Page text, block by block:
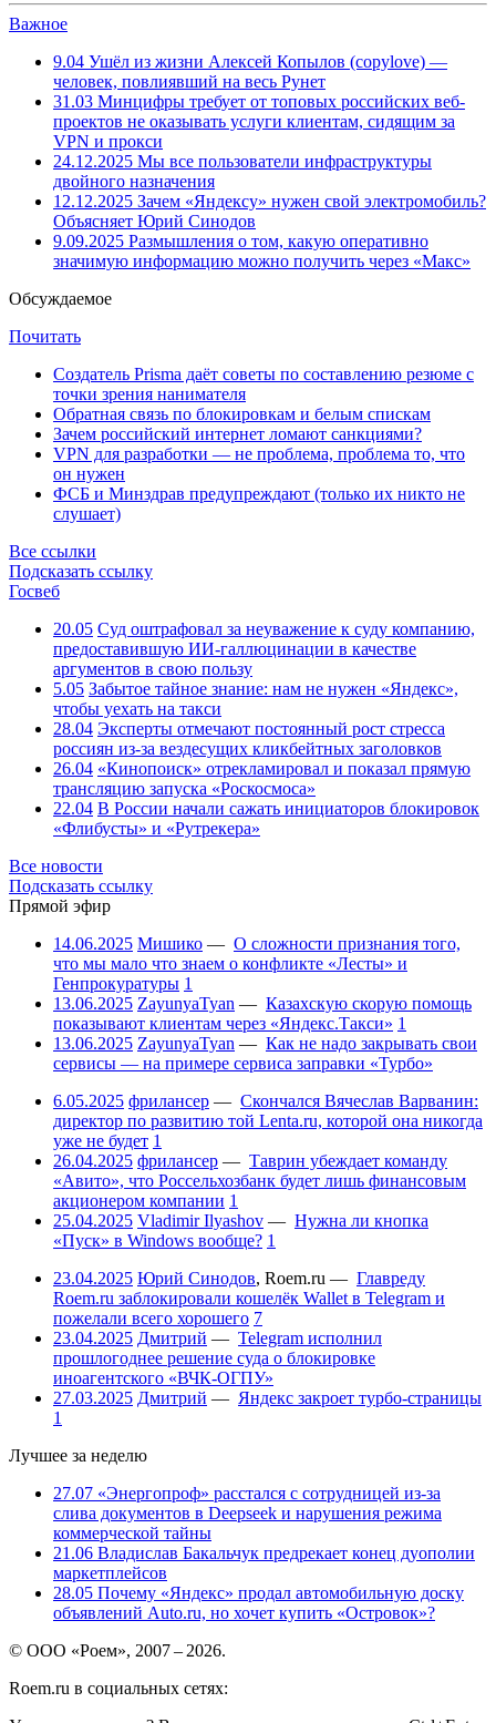
Важное
9.04 Ушёл из жизни Алексей Копылов (copylove) —
человек, повлиявший на весь Рунет
31.03 Минцифры требует от топовых российских веб-
проектов не оказывать услуги клиентам, сидящим за
VPN и прокси
24.12.2025 Мы все пользователи инфраструктуры
двойного назначения
12.12.2025 Зачем «Яндексу» нужен свой электромобиль?
Объясняет Юрий Синодов
9.09.2025 Размышления о том, какую оперативно
значимую информацию можно получить через «Макс»
Обсуждаемое
Почитать
Создатель Prisma даёт советы по составлению резюме с
точки зрения нанимателя
Обратная связь по блокировкам и белым спискам
Зачем российский интернет ломают санкциями?
VPN для разработки — не проблема, проблема то, что
он нужен
ФСБ и Минздрав предупреждают (только их никто не
слушает)
Все ссылки
Подсказать ссылку
Госвеб
20.05 Суд оштрафовал за неуважение к суду компанию,
предоставившую ИИ-галлюцинации в качестве
аргументов в свою пользу
5.05 Забытое тайное знание: нам не нужен «Яндекс»,
чтобы уехать на такси
28.04 Эксперты отмечают постоянный рост стресса
россиян из-за вездесущих кликбейтных заголовков
26.04 «Кинопоиск» отрекламировал и показал прямую
трансляцию запуска «Роскосмоса»
22.04 В России начали сажать инициаторов блокировок
«Флибусты» и «Рутрекера»
Все новости
Подсказать ссылку
Прямой эфир
14.06.2025 Мишико — О сложности признания того,
что мы мало что знаем о конфликте «Лесты» и
Генпрокуратуры 1
13.06.2025 ZayunyaTyan — Казахскую скорую помощь
показывают клиентам через «Яндекс.Такси» 1
13.06.2025 ZayunyaTyan — Как не надо закрывать свои
сервисы — на примере сервиса заправки «Турбо»
6.05.2025 фрилансер — Скончался Вячеслав Варванин:
директор по развитию той Lenta.ru, которой она никогда
уже не будет 1
26.04.2025 фрилансер — Таврин убеждает команду
«Авито», что Россельхозбанк будет лишь финансовым
акционером компании 1
25.04.2025 Vladimir Ilyashov — Нужна ли кнопка
«Пуск» в Windows вообще? 1
23.04.2025 Юрий Синодов, Roem.ru — Главреду
Roem.ru заблокировали кошелёк Wallet в Telegram и
пожелали всего хорошего 7
23.04.2025 Дмитрий — Telegram исполнил
прошлогоднее решение суда о блокировке
иноагентского «ВЧК-ОГПУ»
27.03.2025 Дмитрий — Яндекс закроет турбо-страницы
1
Лучшее за неделю
27.07 «Энергопроф» расстался с сотрудницей из-за
слива документов в Deepseek и нарушения режима
коммерческой тайны
21.06 Владислав Бакальчук предрекает конец дуополии
маркетплейсов
28.05 Почему «Яндекс» продал автомобильную доску
объявлений Auto.ru, но хочет купить «Островок»?
© ООО «Роем», 2007 – 2026.
Roem.ru в социальных сетях: